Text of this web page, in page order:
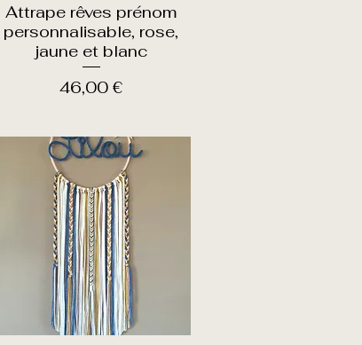
Aperçu rapide
Attrape rêves prénom
personnalisable, rose,
jaune et blanc
Prix
46,00 €